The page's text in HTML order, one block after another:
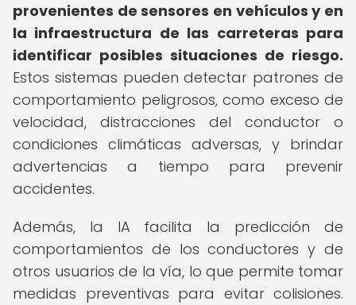
provenientes de sensores en vehículos y en
la infraestructura de las carreteras para
identificar posibles situaciones de riesgo.
Estos sistemas pueden detectar patrones de
comportamiento peligrosos, como exceso de
velocidad, distracciones del conductor o
condiciones climáticas adversas, y brindar
advertencias a tiempo para prevenir
accidentes.
Además, la IA facilita la predicción de
comportamientos de los conductores y de
otros usuarios de la vía, lo que permite tomar
medidas preventivas para evitar colisiones.